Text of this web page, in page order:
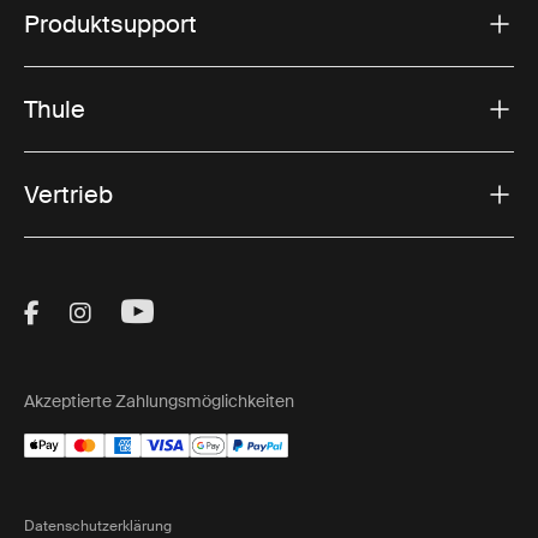
Produktsupport
Thule
Vertrieb
Visit Thule on Facebook (external link)
Visit Thule on Instagram (external link)
Visit Thule on Youtube (external
Akzeptierte Zahlungsmöglichkeiten
Datenschutzerklärung